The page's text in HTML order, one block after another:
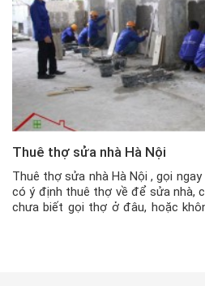
Thuê thợ sửa nhà Hà Nội
Thuê thợ sửa nhà Hà Nội , gọi
có ý định thuê thợ về để sửa nhà,
chưa biết gọi thợ ở đâu, hoặc